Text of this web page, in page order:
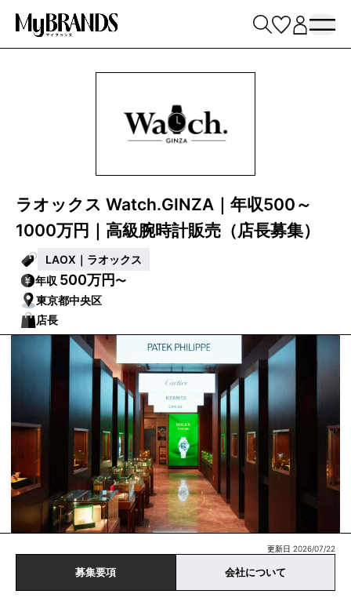
ラオックス Watch.GINZA｜年収500～
1000万円｜高級腕時計販売（店長募集）
LAOX｜ラオックス
年収 500万円〜
東京都中央区
店長
更新日 2026/07/22
募集要項 会社について